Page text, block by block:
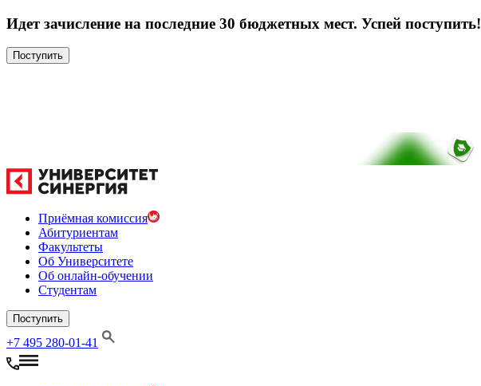
Идет зачисление на последние 30 бюджетных мест. Успей поступить!
Поступить
Приёмная комиссия
Абитуриентам
Факультеты
Об Университете
Об онлайн-обучении
Студентам
Поступить
+7 495 280-01-41